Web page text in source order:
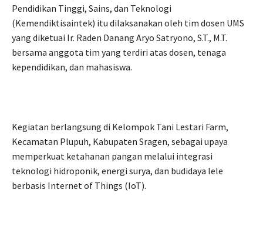
Pendidikan Tinggi, Sains, dan Teknologi
(Kemendiktisaintek) itu dilaksanakan oleh tim dosen UMS
yang diketuai Ir. Raden Danang Aryo Satryono, S.T., M.T.
bersama anggota tim yang terdiri atas dosen, tenaga
kependidikan, dan mahasiswa.
Kegiatan berlangsung di Kelompok Tani Lestari Farm,
Kecamatan Plupuh, Kabupaten Sragen, sebagai upaya
memperkuat ketahanan pangan melalui integrasi
teknologi hidroponik, energi surya, dan budidaya lele
berbasis Internet of Things (IoT).